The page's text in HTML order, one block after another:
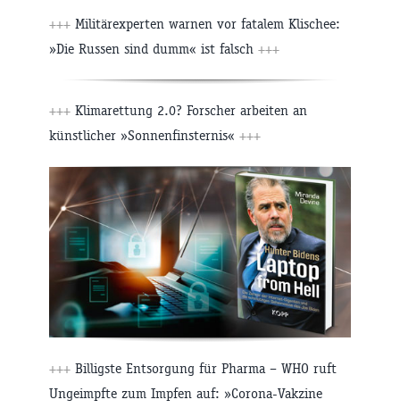
+++ Militärexperten warnen vor fatalem Klischee:
»Die Russen sind dumm« ist falsch +++
+++ Klimarettung 2.0? Forscher arbeiten an
künstlicher »Sonnenfinsternis« +++
+++ Billigste Entsorgung für Pharma – WHO ruft
Ungeimpfte zum Impfen auf: »Corona-Vakzine